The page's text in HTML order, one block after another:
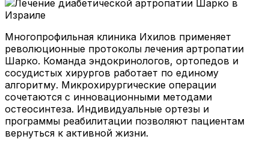
Многопрофильная клиника Ихилов применяет
революционные протоколы лечения артропатии
Шарко. Команда эндокринологов, ортопедов и
сосудистых хирургов работает по единому
алгоритму. Микрохирургические операции
сочетаются с инновационными методами
остеосинтеза. Индивидуальные ортезы и
программы реабилитации позволяют пациентам
вернуться к активной жизни.